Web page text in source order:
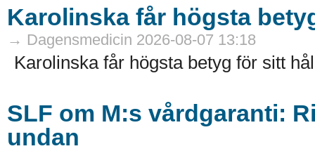
Karolinska får högsta
→ Dagensmedicin 2026-08-07 13:18
Karolinska får högsta betyg för sitt
SLF om M:s vårdgaranti:
undan